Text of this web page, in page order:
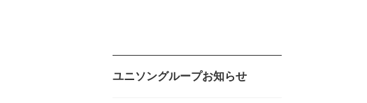
ユニソングループお知らせ